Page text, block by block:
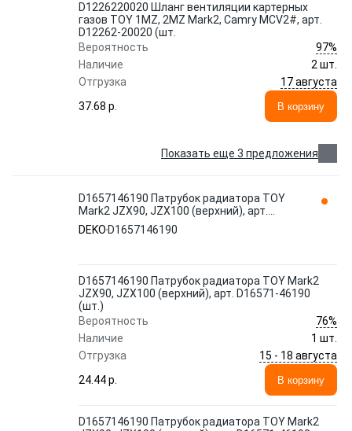
D1226220020 Шланг вентиляции картерных
газов TOY 1MZ, 2MZ Mark2, Camry MCV2#, арт.
D12262-20020 (шт.
Вероятность
97%
Наличие
2 шт.
Отгрузка
17 августа
37.68 p.
В корзину
Показать еще 3 предложения
D1657146190 Патрубок радиатора TOY
Mark2 JZX90, JZX100 (верхний), арт.
D16571-46190 (шт.) DEKO
DEKO D1657146190
D1657146190 Патрубок радиатора TOY Mark2
JZX90, JZX100 (верхний), арт. D16571-46190
(шт.)
Вероятность
76%
Наличие
1 шт.
Отгрузка
15 - 18 августа
24.44 p.
В корзину
D1657146190 Патрубок радиатора TOY Mark2